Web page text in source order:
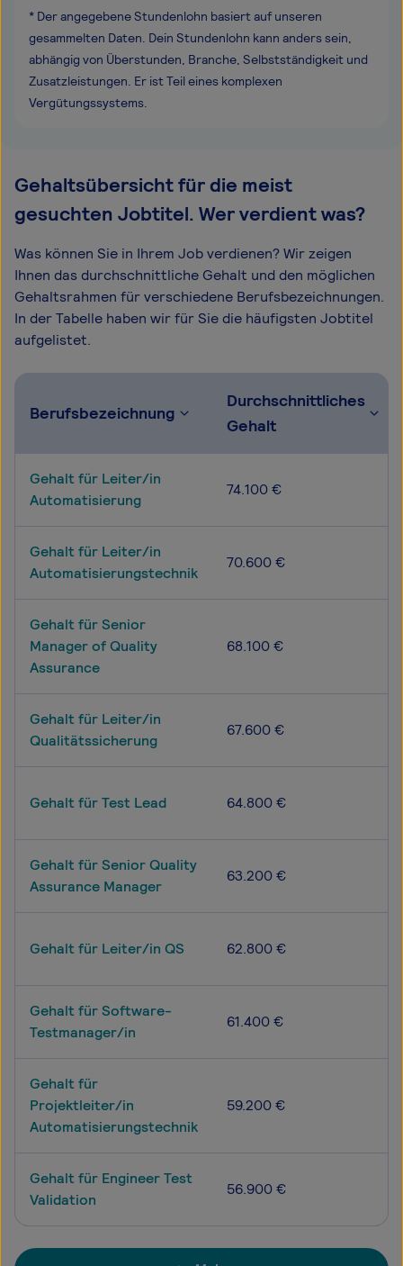
* Der angegebene Stundenlohn basiert auf unseren
gesammelten Daten. Dein Stundenlohn kann anders sein,
abhängig von Überstunden, Branche, Selbstständigkeit und
Zusatzleistungen. Er ist Teil eines komplexen
Vergütungssystems.
Gehaltsübersicht für die meist
gesuchten Jobtitel. Wer verdient was?
Was können Sie in Ihrem Job verdienen? Wir zeigen
Ihnen das durchschnittliche Gehalt und den möglichen
Gehaltsrahmen für verschiedene Berufsbezeichnungen.
In der Tabelle haben wir für Sie die häufigsten Jobtitel
aufgelistet.
Berufsbezeichnung
Durchschnittliches
Gehalt
Gehalt für Leiter/in
Automatisierung
74.100 €
Gehalt für Leiter/in
Automatisierungstechnik
70.600 €
Gehalt für Senior
Manager of Quality
Assurance
68.100 €
Gehalt für Leiter/in
Qualitätssicherung
67.600 €
Gehalt für Test Lead 64.800 €
Gehalt für Senior Quality
Assurance Manager
63.200 €
Gehalt für Leiter/in QS 62.800 €
Gehalt für Software-
Testmanager/in
61.400 €
Gehalt für
Projektleiter/in
Automatisierungstechnik
59.200 €
Gehalt für Engineer Test
Validation
56.900 €